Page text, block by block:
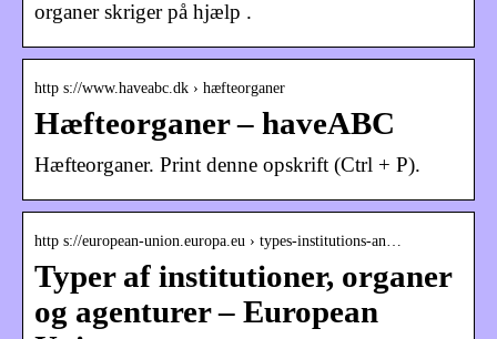
organer skriger på hjælp .
http s://www.haveabc.dk › hæfteorganer
Hæfteorganer – haveABC
Hæfteorganer. Print denne opskrift (Ctrl + P).
http s://european-union.europa.eu › types-institutions-an…
Typer af institutioner, organer
og agenturer – European